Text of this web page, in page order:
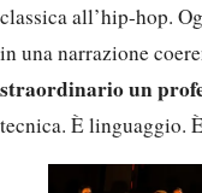
classica all’hip-hop.
in una narrazione
straordinario un
tecnica. È linguaggio.